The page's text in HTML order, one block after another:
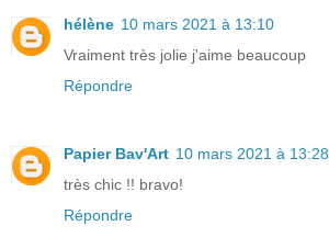
hélène 10 mars 2021 à 13:10
Vraiment très jolie j'aime beaucoup
Répondre
Papier Bav'Art 10 mars 2021 à 13:28
très chic !! bravo!
Répondre